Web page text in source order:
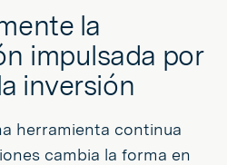
la
impulsada por
inversión
herramienta continua
cambia la forma en